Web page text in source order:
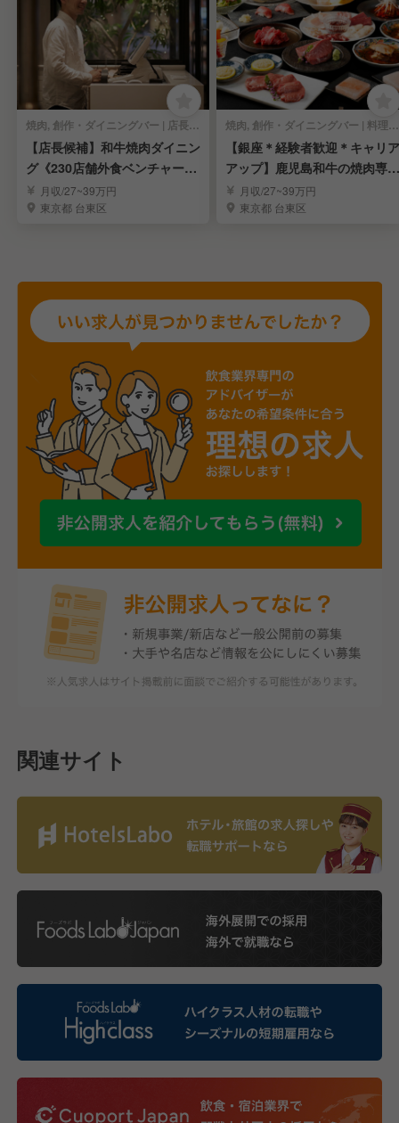
焼肉, 創作・ダイニングバー | 店長・店長候補
【店長候補】和牛焼肉ダイニン
グ《230店舗外食ベンチャー》
最短内定2週間
月収/27~39万円
東京都 台東区
焼肉, 創作・ダイニングバー | 料理長・料理長候補
【銀座＊経験者歓迎＊キャリア
アップ】鹿児島和牛の焼肉専門
店「牛の達人」
月収/27~39万円
東京都 台東区
関連サイト